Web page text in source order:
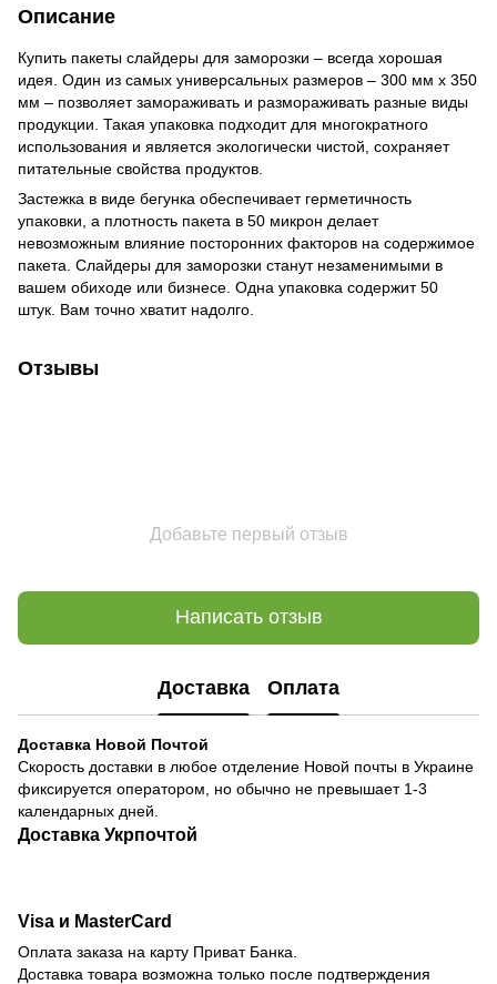
Описание
Купить пакеты слайдеры для заморозки – всегда хорошая
идея. Один из самых универсальных размеров – 300 мм х 350
мм – позволяет замораживать и размораживать разные виды
продукции. Такая упаковка подходит для многократного
использования и является экологически чистой, сохраняет
питательные свойства продуктов.
Застежка в виде бегунка обеспечивает герметичность
упаковки, а плотность пакета в 50 микрон делает
невозможным влияние посторонних факторов на содержимое
пакета. Слайдеры для заморозки станут незаменимыми в
вашем обиходе или бизнесе. Одна упаковка содержит 50
штук. Вам точно хватит надолго.
Отзывы
Добавьте первый отзыв
Написать отзыв
Доставка Оплата
Доставка Новой Почтой
Скорость доставки в любое отделение Новой почты в Украине
фиксируется оператором, но обычно не превышает 1-3
календарных дней.
Доставка Укрпочтой
Visa и MasterCard
Оплата заказа на карту Приват Банка.
Доставка товара возможна только после подтверждения